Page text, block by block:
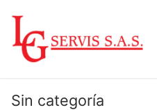
Sin categoría